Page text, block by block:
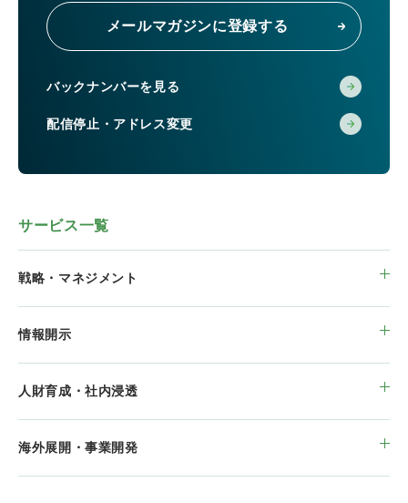
メールマガジンに登録する
バックナンバーを見る
配信停止・アドレス変更
サービス一覧
戦略・マネジメント
情報開示
人財育成・社内浸透
海外展開・事業開発